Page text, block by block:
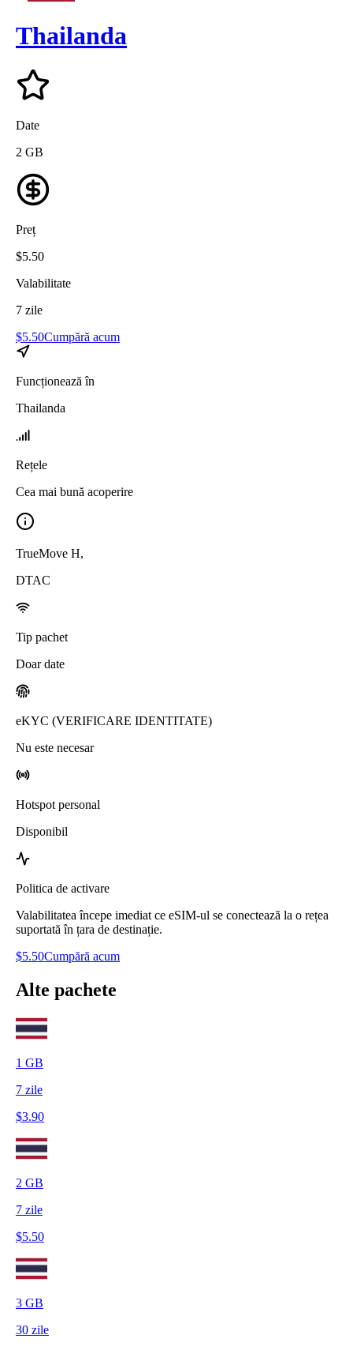
Thailanda
Date
2 GB
Preț
$5.50
Valabilitate
7 zile
$5.50Cumpără acum
Funcționează în
Thailanda
Rețele
Cea mai bună acoperire
TrueMove H,
DTAC
Tip pachet
Doar date
eKYC (VERIFICARE IDENTITATE)
Nu este necesar
Hotspot personal
Disponibil
Politica de activare
Valabilitatea începe imediat ce eSIM-ul se conectează la o rețea
suportată în țara de destinație.
$5.50Cumpără acum
Alte pachete
1 GB
7 zile
$3.90
2 GB
7 zile
$5.50
3 GB
30 zile